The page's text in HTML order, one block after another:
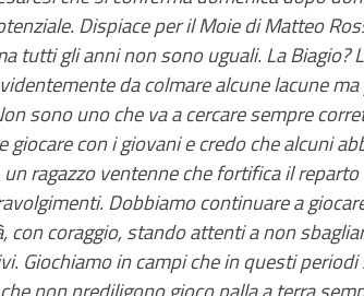
Dispiace per il Moie di Matteo
tutti gli anni non sono uguali. La Biagio?
da colmare alcune lacune
sono uno che va a cercare sempre
giocare con i giovani e credo che alcuni
ragazzo ventenne che fortifica il
Dobbiamo continuare a
con coraggio, stando attenti a non
Giochiamo in campi che in questi periodi